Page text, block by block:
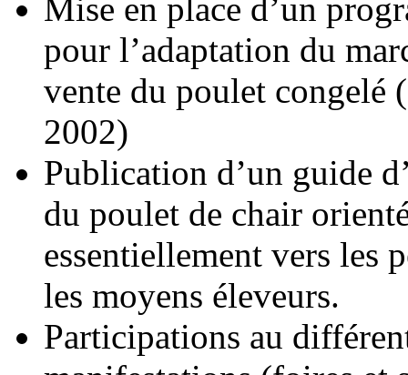
Mise en place d’un
pour l’adaptation du
vente du poulet congelé
2002)
Publication d’un guide
du poulet de chair
essentiellement vers les
les moyens éleveurs.
Participations au